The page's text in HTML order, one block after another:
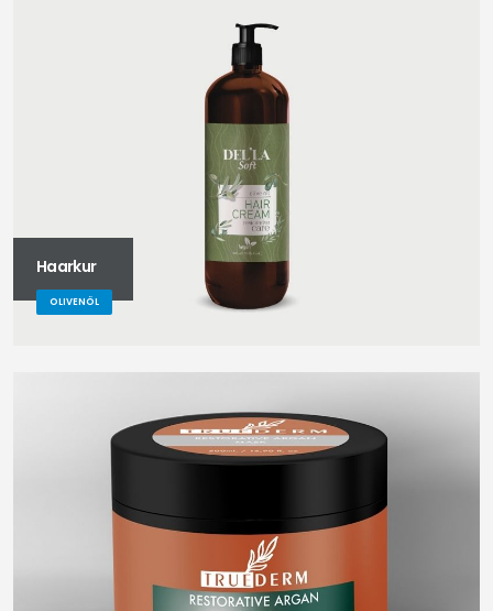
Haarkur
OLIVENÖL